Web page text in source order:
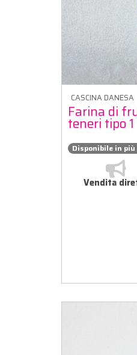
CASCINA DANESA
Farina di
teneri tipo 1
Disponibile in
Vendita